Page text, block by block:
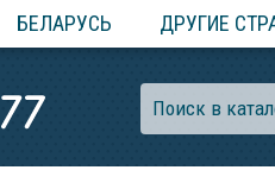
БЕЛАРУСЬ ДРУГИЕ